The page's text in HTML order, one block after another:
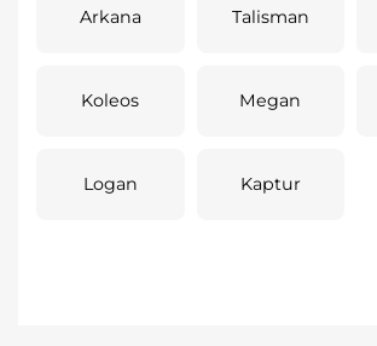
Arkana Talisman
Koleos Megan
Logan Kaptur